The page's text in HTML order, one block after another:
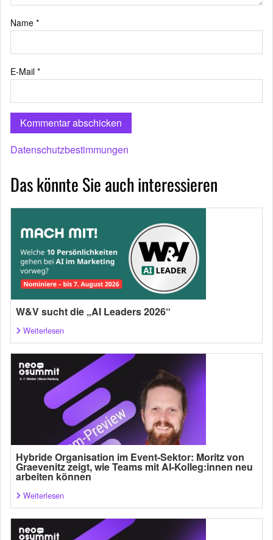
Name *
E-Mail *
Datenschutzbestimmungen
Das könnte Sie auch interessieren
W&V sucht die „AI Leaders 2026“
Weiterlesen
Hybride Organisation im Event-Sektor: Moritz von
Graevenitz zeigt, wie Teams mit AI-Kolleg:innen neu
arbeiten können
Weiterlesen